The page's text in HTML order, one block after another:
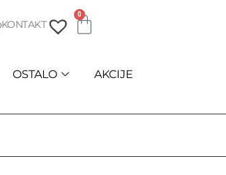
KONTAKT
0
OSTALO
AKCIJE